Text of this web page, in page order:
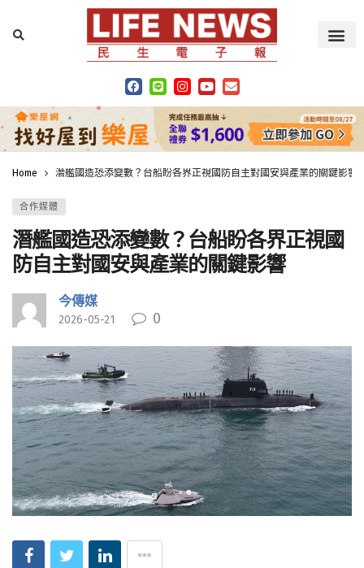
Home 潛艦國造恐添變數？台船盼各界正視國防自主對國安與產業的關鍵影響
合作媒體
潛艦國造恐添變數？台船盼各界正視國
防自主對國安與產業的關鍵影響
今傳媒
2026-05-21 0